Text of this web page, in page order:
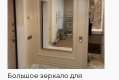
Большое зеркало для